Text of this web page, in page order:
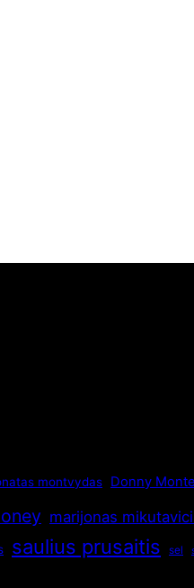
montvydas Donny
marijonas
saulius prusaitis sel